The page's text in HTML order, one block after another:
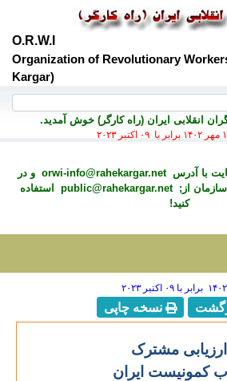
O.R.W.I
Organization of Revolutionary
Kargar)
انقلابی ايران (راه کارگر) خوش آمديد.
با آدرسorwi-info@rahekargar.net و در
سازمان از;public@rahekargar.net
استفاده
کنید!
نسخه چاپی
ارزیابی مشترک
کمونیست ایران